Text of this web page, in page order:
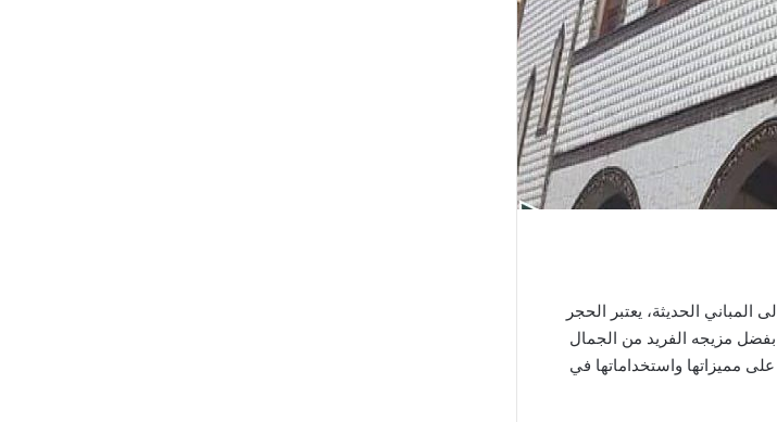
الحديثة، يعتبر الحجر
بفضل مزيجه الفريد من الجمال
مميزاتها واستخداماتها في